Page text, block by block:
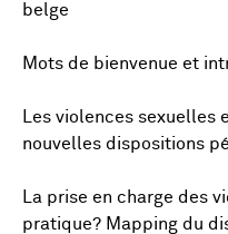
belge
Mots de bienvenue et
Les violences
nouvelles dispositions
La prise en charge des
pratique? Mapping du